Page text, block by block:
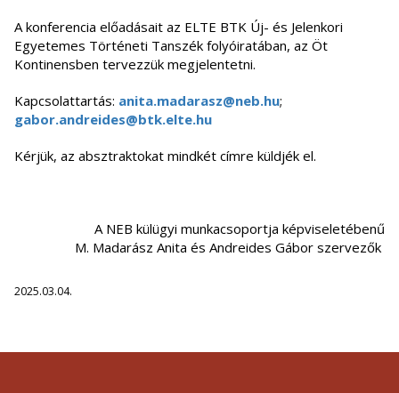
A konferencia előadásait az ELTE BTK Új- és Jelenkori
Egyetemes Történeti Tanszék folyóiratában, az Öt
Kontinensben tervezzük megjelentetni.
Kapcsolattartás: anita.madarasz@neb.hu;
gabor.andreides@btk.elte.hu
Kérjük, az absztraktokat mindkét címre küldjék el.
A NEB külügyi munkacsoportja képviseletébenű
M. Madarász Anita és Andreides Gábor szervezők
2025.03.04.